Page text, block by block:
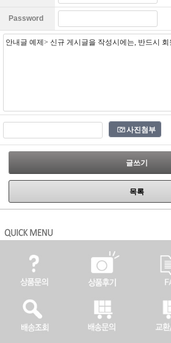
Password
사진첨부
글쓰기
목록